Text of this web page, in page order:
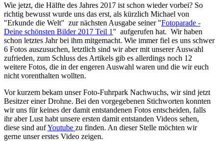
Wie jetzt, die Hälfte des Jahres 2017 ist schon wieder vorbei? So
richtig bewusst wurde uns das erst, als kürzlich Michael von
"Erkunde die Welt" zur nächsten Ausgabe seiner "Fotoparade -
Deine schönsten Bilder 2017 Teil 1 " aufgerufen hat. Wir haben
schon letztes Jahr bei ihm mitgemacht. Wie immer fiel es uns schwer
6 Fotos auszusuchen, letztlich sind wir aber mit unserer Auswahl
zufrieden, zum Schluss des Artikels gib es allerdings noch 12
weitere Fotos, die in der engeren Auswahl waren und die wir euch
nicht vorenthalten wollten.
Vor kurzem bekam unser Foto-Fuhrpark Nachwuchs, wir sind jetzt
Besitzer einer Drohne. Bei den vorgegebenen Stichworten konnten
wir uns für keines der damit entstandenen Fotos entscheiden, falls
ihr aber Lust habt unsere ersten damit entstanden Videos sehen,
diese sind aufYoutube zu finden. An dieser Stelle möchten wir
gerne unser erstes Video zeigen.